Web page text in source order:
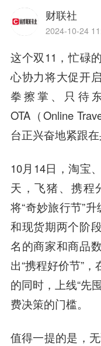
财联社
2024-10-24
这个双11，忙碌
心协力将大促开
拳擦掌、只待
OTA（Online
台正兴奋地紧跟在
10月14日，淘宝
天，飞猪、携
将“奇妙旅行节”
和现货期两个阶
名的商家和商品
出“携程好价节”
的同时，上线“先
费决策的门槛。
值得一提的是，